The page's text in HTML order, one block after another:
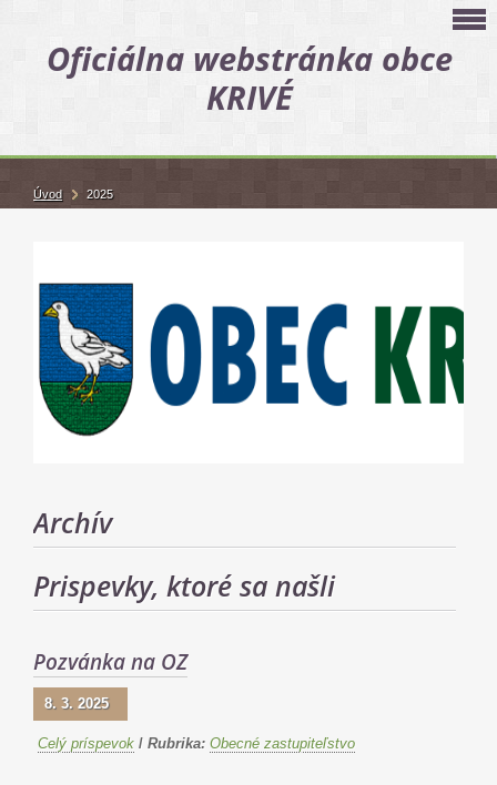
Oficiálna webstránka obce
KRIVÉ
Archív
Prispevky, ktoré sa našli
Pozvánka na OZ
8. 3. 2025
Celý príspevok / Rubrika: Obecné zastupiteľstvo
Úvod 2025